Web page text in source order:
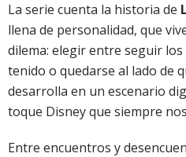
La serie cuenta la historia de
llena de personalidad, que
dilema: elegir entre seguir
tenido o quedarse al lado de
desarrolla en un escenario
toque Disney que siempre
Entre encuentros y